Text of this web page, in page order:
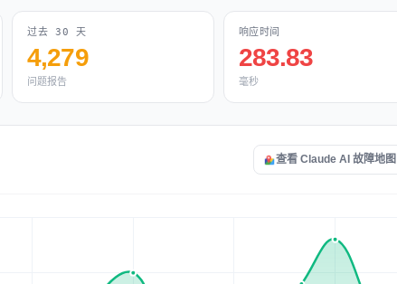
过去 30 天
4,279
问题报告
响应时间
283.83
毫秒
查看 Claude AI 故障地图